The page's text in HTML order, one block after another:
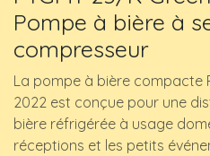
Pompe à bière à
compresseur
La pompe à bière compacte
2022 est conçue pour une
bière réfrigérée à usage
réceptions et les petits